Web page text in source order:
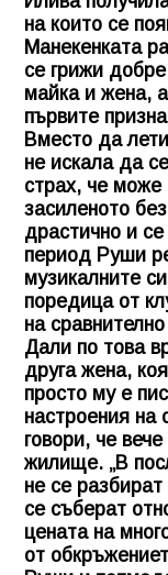
на които се
Манекенката
се грижи
майка и жена,
първите
Вместо да
не искала да
страх, че
засиленото
драстично и
период Руши
музикалните
поредица от
на
Дали по това
друга жена,
просто му е
настроения на
говори, че
жилище. „В
не се
се съберат
цената на
от